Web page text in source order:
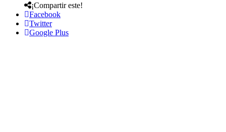
¡Compartir este!
Facebook
Twitter
Google Plus